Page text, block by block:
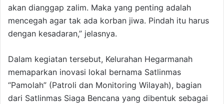
akan dianggap zalim. Maka yang penting adalah
mencegah agar tak ada korban jiwa. Pindah itu harus
dengan kesadaran,” jelasnya.
Dalam kegiatan tersebut, Kelurahan Hegarmanah
memaparkan inovasi lokal bernama Satlinmas
“Pamolah” (Patroli dan Monitoring Wilayah), bagian
dari Satlinmas Siaga Bencana yang dibentuk sebagai